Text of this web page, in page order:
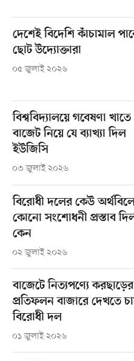
দেশেই বিদেশি কাঁচামাল
ছোট উদ্যোক্তারা
০৫ জুলাই ২০২৬
বিশ্ববিদ্যালয়ে গবেষণা খাতে
বাজেট নিয়ে যে ব্যাখ্যা দিল
ইউজিসি
০৩ জুলাই ২০২৬
বিরোধী দলের কেউ
কোনো সংশোধনী প্রস্তাব
কেন
০২ জুলাই ২০২৬
বাজেটে নিত্যপণ্যে করছাড়ের
প্রতিফলন বাজারে দেখতে
বিরোধী দল
০১ জুলাই ২০২৬